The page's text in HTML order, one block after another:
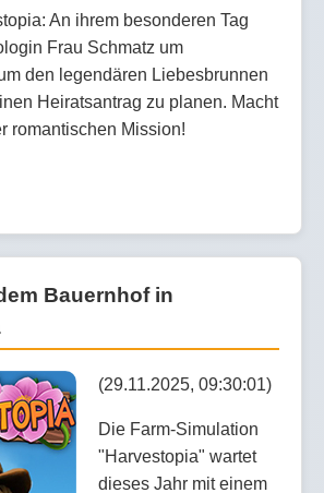
An ihrem besonderen Tag
Frau Schmatz um
den legendären Liebesbrunnen
Heiratsantrag zu planen. Macht
romantischen Mission!
Bauernhof in
(29.11.2025, 09:30:01)
Die Farm-Simulation
"Harvestopia" wartet
dieses Jahr mit einem